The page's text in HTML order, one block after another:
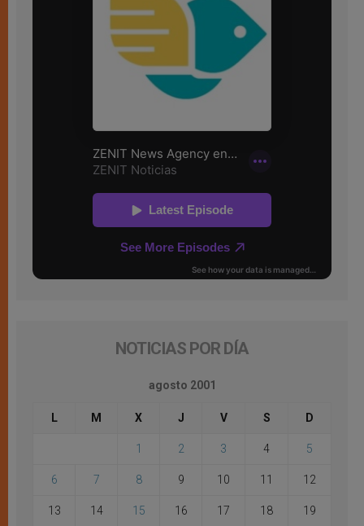
NOTICIAS POR DÍA
agosto 2001
L M X J V S D
1 2 3 4 5
6 7 8 9 10 11 12
13 14 15 16 17 18 19